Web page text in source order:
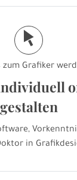
j
zum Grafiker
gestalten
in